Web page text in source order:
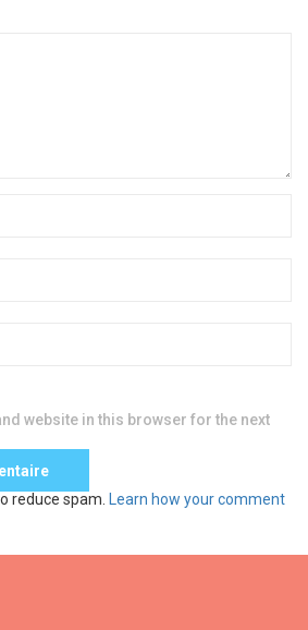
website in this browser for the next
reduce spam.
Learn how your comment